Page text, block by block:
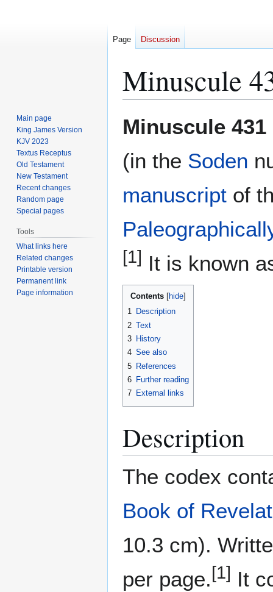
Minuscule
toto
Minuscule 431
(in the Soden
manuscript of
[1] It is known
Contents
1 Description
2 Text
3 History
4 See also
5 References
6 Further reading
7 External links
Description
The codex
Book of
10.3 cm).
per page. [1] It
Page Discussion
Main page
King James Version
KJV 2023
Textus Receptus
Old Testament
New Testament
Recent changes
Random page
Special pages
Tools
What links here
Related changes
Printable version
Permanent link
Page information